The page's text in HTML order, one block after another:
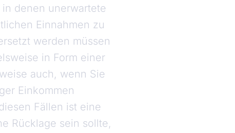
denen unerwartete
Einnahmen zu
werden müssen
in Form einer
auch, wenn Sie
Einkommen
Fällen ist eine
Rücklage sein sollte,